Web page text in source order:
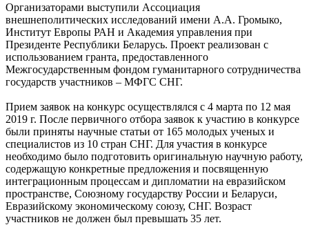
Организаторами выступили Ассоциация
внешнеполитических исследований имени А.А. Громыко,
Институт Европы РАН и Академия управления при
Президенте Республики Беларусь. Проект реализован с
использованием гранта, предоставленного
Межгосударственным фондом гуманитарного сотрудничества
государств участников – МФГС СНГ.
Прием заявок на конкурс осуществлялся с 4 марта по 12 мая
2019 г. После первичного отбора заявок к участию в конкурсе
были приняты научные статьи от 165 молодых ученых и
специалистов из 10 стран СНГ. Для участия в конкурсе
необходимо было подготовить оригинальную научную работу,
содержащую конкретные предложения и посвященную
интеграционным процессам и дипломатии на евразийском
пространстве, Союзному государству России и Беларуси,
Евразийскому экономическому союзу, СНГ. Возраст
участников не должен был превышать 35 лет.